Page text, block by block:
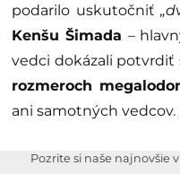
podarilo uskutočniť
Kenšu Šimada –
vedci dokázali potvrdiť
rozmeroch
ani samotných vedcov.
Pozrite si naše najnovšie